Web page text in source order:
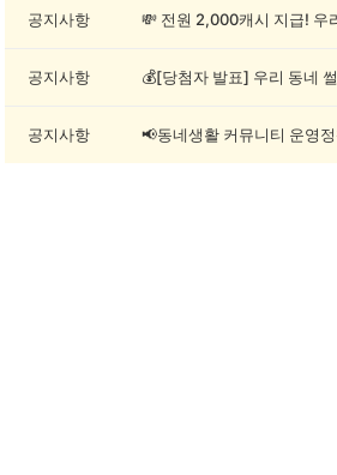
공지사항
공지사항
공지사항 📢동네생활 커뮤니티 운영